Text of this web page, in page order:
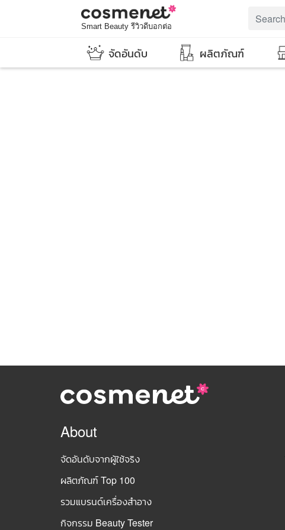
Smart Beauty รีวิวดีบอกต่อ
จัดอันดับ ผลิตภัณฑ์
About
จัดอันดับจากผู้ใช้จริง
ผลิตภัณฑ์ Top 100
รวมแบรนด์เครื่องสำอาง
กิจกรรม Beauty Tester